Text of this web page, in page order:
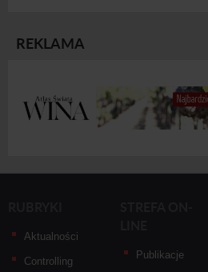
REKLAMA
Aktualności
Controlling
Publikacje